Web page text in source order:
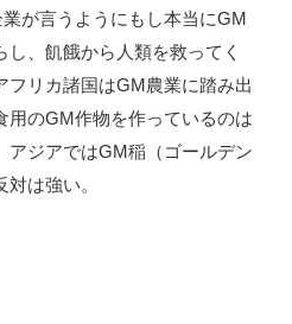
が言うようにもし本当にGM
、飢餓から人類を救ってく
フリカ諸国はGM農業に踏み出
用のGM作物を作っているのは
アジアではGM稲（ゴールデン
は強い。